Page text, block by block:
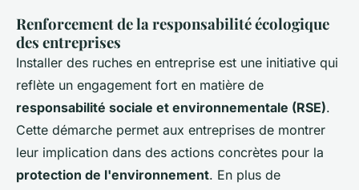
Renforcement de la responsabilité écologique
des entreprises
Installer des ruches en entreprise est une initiative qui
reflète un engagement fort en matière de
responsabilité sociale et environnementale (RSE).
Cette démarche permet aux entreprises de montrer
leur implication dans des actions concrètes pour la
protection de l'environnement. En plus de